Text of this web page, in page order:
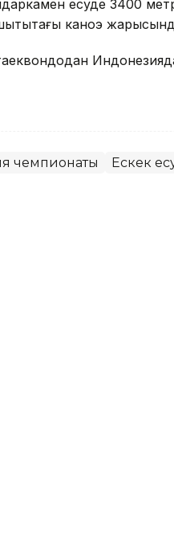
есуде 3400 метр
каноэ
чемпионаты Ескек